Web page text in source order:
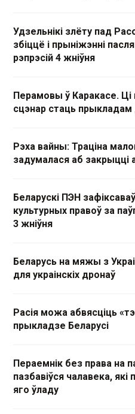
Удзельнікі злёту пад
збіццё і прыніжэнні
рэпрэсій 4 жніўня
Перамовы ў Каракасе. Ці
сцэнар стаць прыкладам
Рэха вайны: Траціна
задумалася аб
Беларускі ПЭН
культурных правоў за
3 жніўня
Беларусь на мяжы з
для украінскіх дронаў
Расія можа абвясціць
прыкладзе Беларусі
Пераемнік без права на
пазбавіўся чалавека,
яго ўладу